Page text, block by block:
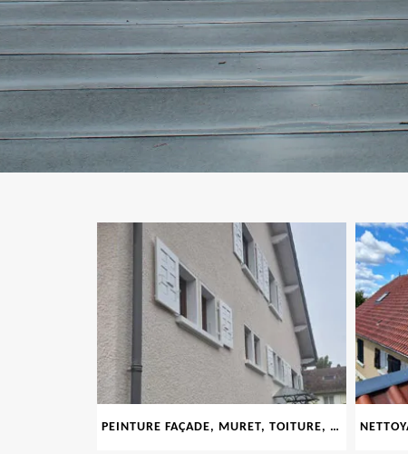
PEINTURE FAÇADE, MURET, TOITURE, BOISERIE, FERRONERIE, GOUTTIÈRE 69